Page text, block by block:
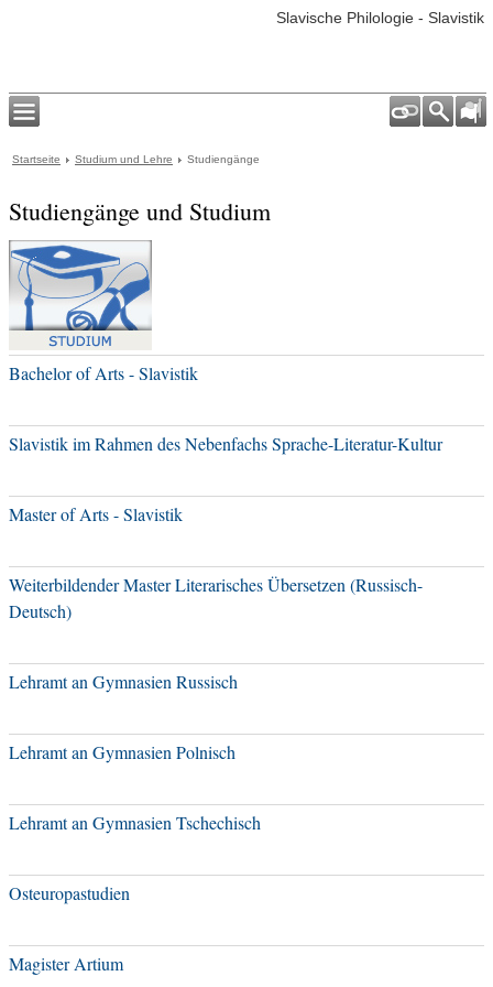
Slavische Philologie - Slavistik
Startseite Studium und Lehre Studiengänge
Studiengänge und Studium
Bachelor of Arts - Slavistik
Slavistik im Rahmen des Nebenfachs Sprache-Literatur-Kultur
Master of Arts - Slavistik
Weiterbildender Master Literarisches Übersetzen (Russisch-
Deutsch)
Lehramt an Gymnasien Russisch
Lehramt an Gymnasien Polnisch
Lehramt an Gymnasien Tschechisch
Osteuropastudien
Magister Artium